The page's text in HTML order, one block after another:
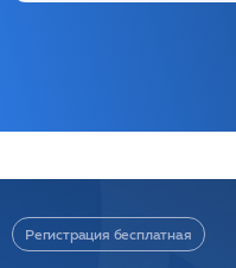
Регистрация бесплатная